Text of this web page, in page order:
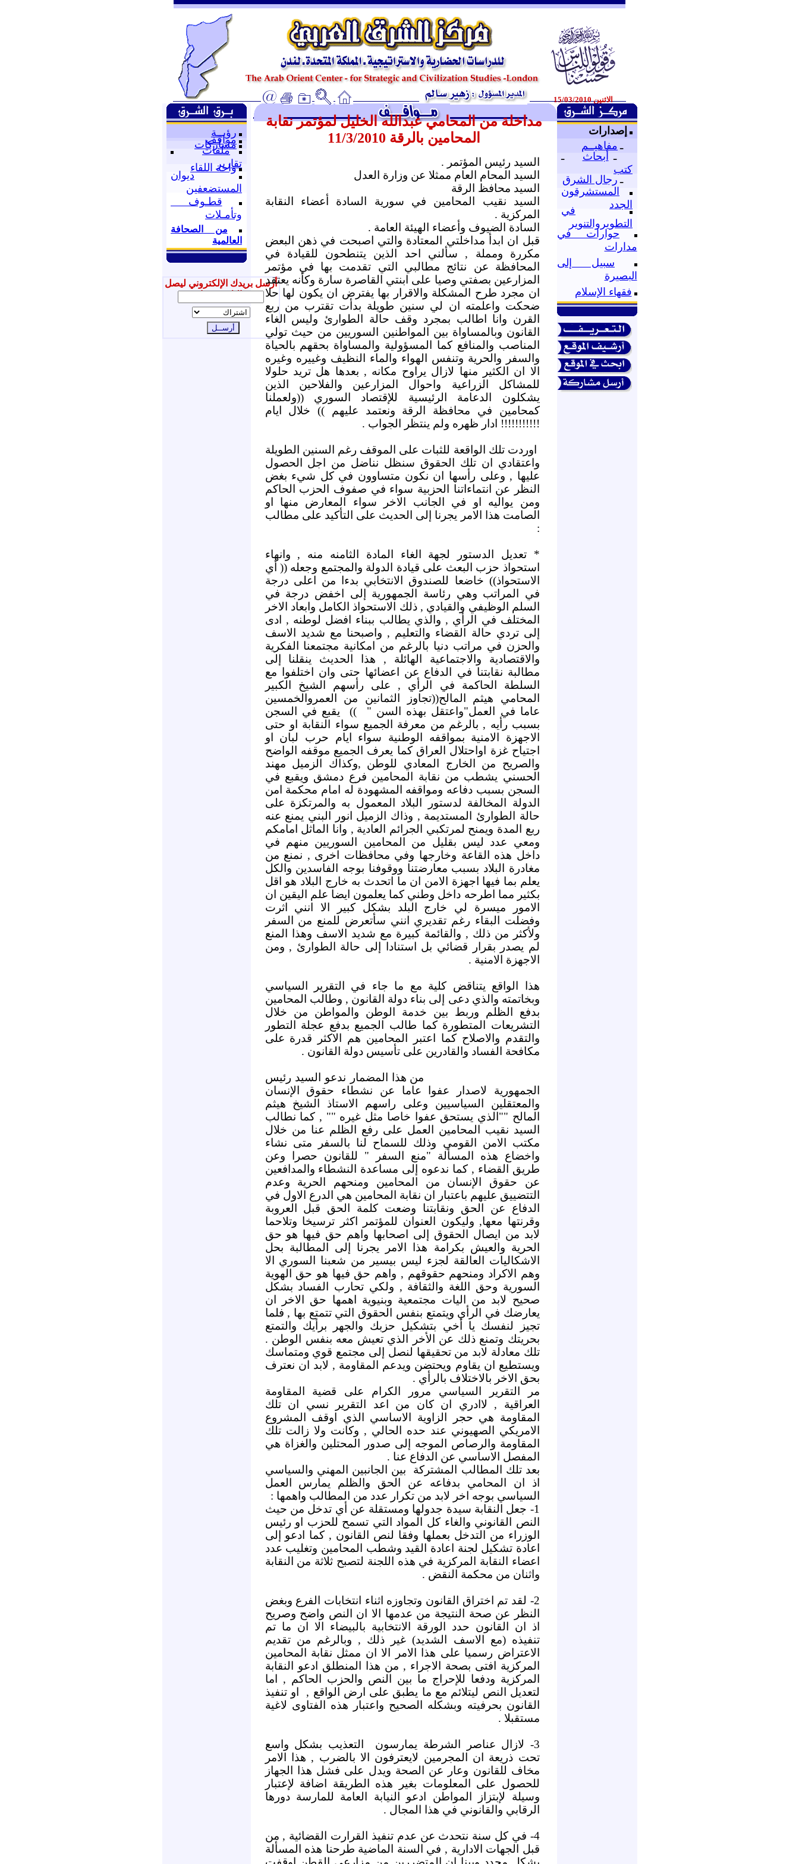
ـ
الاثنين 15/03/2010
رؤيــة
مواقف
مشاركات
ملفات
تقارير
واحة اللقاء
ديوان
المستضعفين
قطـوف
وتأمـلات
من الصحافة
العالمية
أرسل بريدك الإلكتروني ليصل
إليك جديدنا
إصدارات
ـ مفاهيــم
ـ
أبحاث
ـ
كتب
ـ رجال الشرق
المستشرقون
الجدد
في
التطويروالتنوير
حوارات في
مدارات
سبيل إلى
البصيرة
فقهاء الإسلام
مداخلة من المحامي عبدالله الخليل لمؤتمر نقابة
المحامين بالرقة 11/3/2010
السيد رئيس المؤتمر .
السيد المحام العام ممثلا عن وزارة العدل
السيد محافظ الرقة
السيد نقيب المحامين في سورية السادة أعضاء النقابة
المركزية .
السادة الضيوف وأعضاء الهيئة العامة .
قبل ان ابدأ مداخلتي المعتادة والتي اصبحت في ذهن البعض
مكررة ومملة , سألني احد الذين يتنطحون للقيادة في
المحافظة عن نتائج مطالبي التي تقدمت بها في مؤتمر
المزارعين بصفتي وصيا على ابنتي القاصرة سارة وكأنه يعتقد
ان مجرد طرح المشكلة والاقرار بها يفترض ان يكون لها حلا
ضحكت واعلمته ان لي سنين طويلة بدأت تقترب من ربع
القرن وانا اطالب بمجرد وقف حالة الطوارئ وليس الغاء
القانون وبالمساواة بين المواطنين السوريين من حيث تولي
المناصب والمنافع كما المسؤولية والمساواة بحقهم بالحياة
والسفر والحرية وتنفس الهواء والماء النظيف وغييره وغيره
الا ان الكثير منها لازال يراوح مكانه , بعدها هل تريد حلولا
للمشاكل الزراعية واحوال المزارعين والفلاحين الذين
يشكلون الدعامة الرئيسية للإقتصاد السوري ((ولعملنا
كمحامين في محافظة الرقة ونعتمد عليهم )) خلال ايام
!!!!!!!!!!! ادار ظهره ولم ينتظر الجواب .
اوردت تلك الواقعة للثبات على الموقف رغم السنين الطويلة
واعتقادي ان تلك الحقوق سنظل نناضل من اجل الحصول
عليها , وعلى رأسها ان نكون متساوون في كل شيء بغض
النظر عن انتماءاتنا الحزبية سواء في صفوف الحزب الحاكم
ومن يواليه او في الجانب الاخر سواء المعارض منها او
الصامت هذا الامر يجرنا إلى الحديث على التأكيد على مطالب
:
* تعديل الدستور لجهة الغاء المادة الثامنه منه , وانهاء
استحواذ حزب البعث على قيادة الدولة والمجتمع وجعله (( أي
الاستحواذ)) خاضعا للصندوق الانتخابي بدءا من اعلى درجة
في المراتب وهي رئاسة الجمهورية إلى اخفض درجة في
السلم الوظيفي والقيادي , ذلك الاستحواذ الكامل وابعاد الاخر
المختلف في الرأي , والذي يطالب ببناء افضل لوطنه , ادى
إلى تردي حالة القضاء والتعليم , واصبحنا مع شديد الاسف
والحزن في مراتب دنيا بالرغم من امكانية مجتمعنا الفكرية
والاقتصادية والاجتماعية الهائلة , هذا الحديث ينقلنا إلى
مطالبة نقابتنا في الدفاع عن اعضائها حتى وان اختلفوا مع
السلطة الحاكمة في الرأي , على رأسهم الشيخ الكبير
المحامي هيثم المالح((تجاوز الثمانين من العمروالخمسين
عاما في العمل"واعتقل بهذه السن "
))
يقبع في السجن
بسبب رأيه , بالرغم من معرفة الجميع سواء النقابة او حتى
الاجهزة الامنية بمواقفه الوطنية سواء ايام حرب لبان او
اجتياح غزة اواحتلال العراق كما يعرف الجميع موقفه الواضح
والصريح من الخارج المعادي للوطن ,وكذاك الزميل مهند
الحسني يشطب من نقابة المحامين فرع دمشق ويقبع في
السجن بسبب دفاعه ومواقفه المشهودة له امام محكمة امن
الدولة المخالفة لدستور البلاد المعمول به والمرتكزة على
حالة الطوارئ المستديمة , وذاك الزميل انور البني يمنع عنه
ربع المدة ويمنح لمرتكبي الجرائم العادية , وانا الماثل امامكم
ومعي عدد ليس بقليل من المحامين السوريين منهم في
داخل هذه القاعة وخارجها وفي محافظات اخرى , نمنع من
مغادرة البلاد بسبب معارضتنا ووقوفنا بوجه الفاسدين والكل
يعلم بما فيها اجهزة الامن ان ما اتحدث به خارج البلاد هو اقل
بكثير مما اطرحه داخل وطني كما يعلمون ايضا علم اليقين ان
الامور ميسرة لي خارج البلد بشكل كبير الا انني اثرت
وفضلت البقاء رغم تقديري انني سأتعرض للمنع من السفر
ولأكثر من ذلك , والقائمة كبيرة مع شديد الاسف وهذا المنع
لم يصدر بقرار قضائي بل استنادا إلى حالة الطوارئ , ومن
الاجهزة الامنية .
هذا الواقع يتناقض كلية مع ما جاء في التقرير السياسي
وبخاتمته والذي دعى إلى بناء دولة القانون , وطالب المحامين
بدفع الظلم وربط بين خدمة الوطن والمواطن من خلال
التشريعات المتطورة كما طالب الجميع بدفع عجلة التطور
والتقدم والاصلاح كما اعتبر المحامين هم الاكثر قدرة على
مكافحة الفساد والقادرين على تأسيس دولة القانون .
من هذا المضمار ندعو السيد رئيس
الجمهورية لاصدار عفوا عاما عن نشطاء حقوق الإنسان
والمعتقلين السياسيين وعلى راسهم الاستاذ الشيخ هيثم
المالح ""الذي يستحق عفوا خاصا مثل غيره "" , كما نطالب
السيد نقيب المحامين العمل على رفع الظلم عنا من خلال
مكتب الامن القومي وذلك للسماح لنا بالسفر متى نشاء
واخضاع هذه المسألة "منع السفر " للقانون حصرا وعن
طريق القضاء , كما ندعوه إلى مساعدة النشطاء والمدافعين
عن حقوق الإنسان من المحامين ومنحهم الحرية وعدم
التتضييق عليهم باعتبار ان نقابة المحامين هي الدرع الاول في
الدفاع عن الحق ونقابتنا وضعت كلمة الحق قبل العروبة
وقرنتها معها, وليكون العنوان للمؤتمر اكثر ترسيخا وتلاحما
لابد من ايصال الحقوق إلى اصحابها واهم حق فيها هو حق
الحرية والعيش بكرامة هذا الامر يجرنا إلى المطالبة بحل
الاشكاليات العالقة لجزء ليس بيسير من شعبنا السوري الا
وهم الاكراد ومنحهم حقوقهم , واهم حق فيها هو حق الهوية
السورية وحق اللغة والثقافة , ولكي تحارب الفساد بشكل
صحيح لابد من اليات مجتمعية وبنيوية اهمها حق الاخر ان
يعارضك في الرأي ويتمتع بنفس الحقوق التي تتمتع بها , فلما
تجيز لنفسك يا أخي بتشكيل حزبك والجهر برأيك والتمتع
بحريتك وتمنع ذلك عن الأخر الذي تعيش معه بنفس الوطن .
تلك معادلة لابد من تحقيقها لنصل إلى مجتمع قوي ومتماسك
ويستطيع ان يقاوم ويحتضن ويدعم المقاومة , لابد ان نعترف
بحق الاخر بالاختلاف بالرأي .
مر التقرير السياسي مرور الكرام على قضية المقاومة
العراقية , لاادري ان كان من اعد التقرير نسي ان تلك
المقاومة هي حجر الزاوية الاساسي الذي اوقف المشروع
الامريكي الصهيوني عند حده الحالي , وكانت ولا زالت تلك
المقاومة والرصاص الموجه إلى صدور المحتلين والغزاة هي
المفصل الاساسي عن الدفاع عنا .
بعد تلك المطالب المشتركة
بين الجانبين المهني والسياسي
اذ ان المحامي بدفاعه عن الحق والظلم يمارس العمل
السياسي بوجه اخر لابد من تكرار عدد من المطالب واهمها :
1- جعل النقابة سيدة جدولها ومستقلة عن أي تدخل من حيث
النص القانوني والغاء كل المواد التي تسمح للحزب او رئيس
الوزراء من التدخل بعملها وفقا لنص القانون , كما ادعو إلى
اعادة تشكيل لجنة اعادة القيد وشطب المحامين وتغليب عدد
اعضاء النقابة المركزية في هذه اللجنة لتصبح ثلاثة من النقابة
واثنان من محكمة النقض .
2- لقد تم اختراق القانون وتجاوزه اثناء انتخابات الفرع وبغض
النظر عن صحة النتيجة من عدمها الا ان النص واضح وصريح
اذ ان القانون حدد الورقة الانتخابية بالبيضاء الا ان ما تم
تنفيذه (مع الاسف الشديد) غير ذلك , وبالرغم من تقديم
الاعتراض رسميا على هذا الامر الا ان ممثل نقابة المحامين
المركزية افتى بصحة الاجراء , من هذا المنطلق ادعو النقابة
المركزية ودفعا للإحراج ما بين النص والحزب الحاكم , اما
لتعديل النص ليتلائم مع ما يطبق على ارض الواقع ,
او تنفيذ
القانون بحرفيته وبشكله الصحيح واعتبار هذه الفتاوى لاغية
مستقبلا .
3- لازال عناصر الشرطة يمارسون
التعذيب بشكل واسع
تحت ذريعة ان المجرمين لايعترفون الا بالضرب , هذا الامر
مخاف للقانون وعار عن الصحة ويدل على فشل هذا الجهاز
للحصول على المعلومات بغير هذه الطريقة اضافة لإعتبار
وسيلة لإبتزاز المواطن ادعو النيابة العامة للمارسة دورها
الرقابي والقانوني في هذا المجال .
4- في كل سنة نتحدث عن عدم تنفيذ القرارت القضائية , من
قبل الجهات الادارية , في السنة الماضية طرحنا هذه المسألة